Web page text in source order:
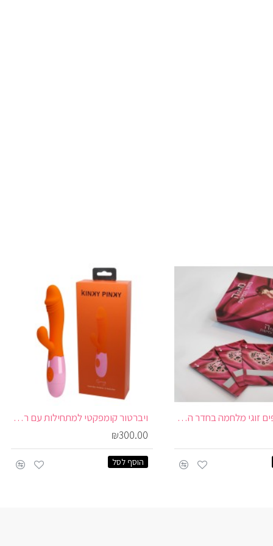
משחק קלפים זוגי מלחמה בחדר המיטות
ויברטור קומפקטי למתחילות עם רטט כפול | SPRING
₪300.00
הוסף לסל